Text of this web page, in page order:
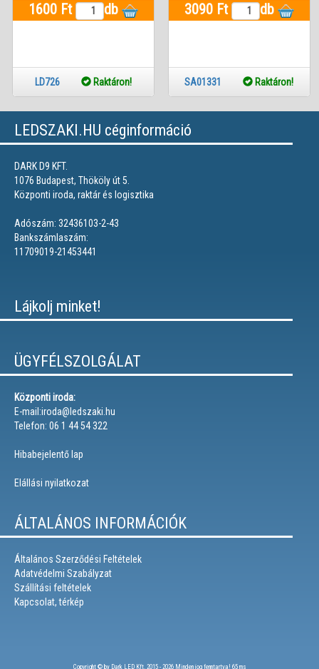
tápegység közvetlenül bele dugható!
12V, 3A, fehér színű. Life Light Led ÚJ!
1600 Ft db
LD726 Raktáron!
3090 Ft db
SA01331 Raktáron!
LEDSZAKI.HU céginformáció
DARK D9 KFT.
1076 Budapest, Thököly út 5.
Központi iroda, raktár és logisztika
Adószám: 32436103-2-43
Bankszámlaszám:
11709019-21453441
Lájkolj minket!
ÜGYFÉLSZOLGÁLAT
Központi iroda:
E-mail:iroda@ledszaki.hu
Telefon: 06 1 44 54 322
Hibabejelentő lap
Elállási nyilatkozat
ÁLTALÁNOS INFORMÁCIÓK
Általános Szerződési Feltételek
Adatvédelmi Szabályzat
Szállítási feltételek
Kapcsolat, térkép
Copyright © by Dark LED Kft. 2015 - 2026 Minden jog fenntartva! 65 ms